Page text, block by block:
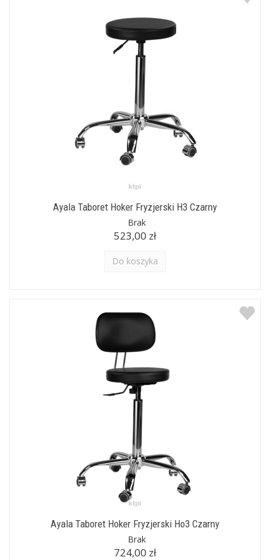
Ayala Taboret Hoker Fryzjerski H3 Czarny
Brak
523,00 zł
Do koszyka
Ayala Taboret Hoker Fryzjerski Ho3 Czarny
Brak
724,00 zł